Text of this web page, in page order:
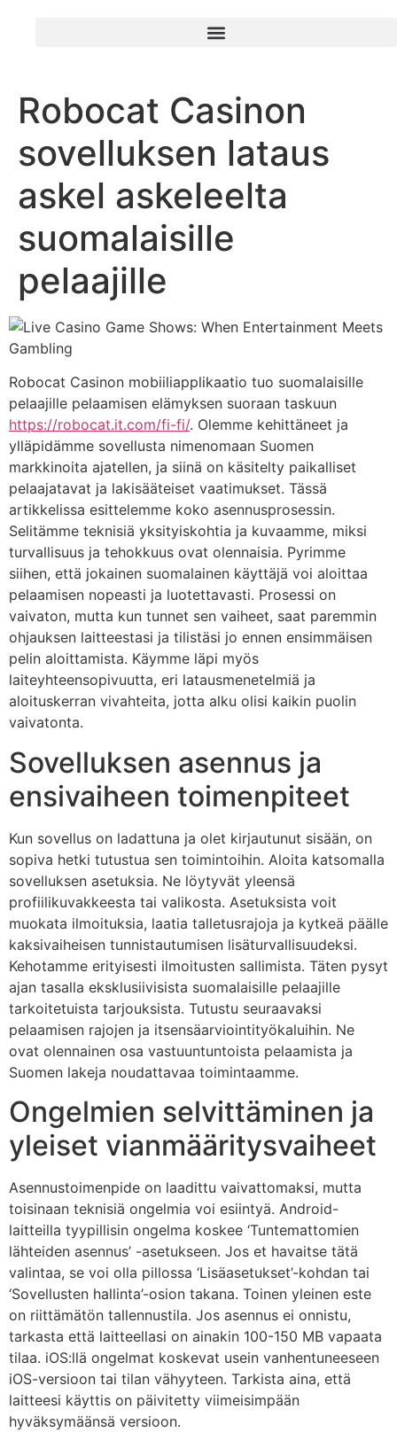
Robocat Casinon
sovelluksen lataus
askel askeleelta
suomalaisille
pelaajille
Robocat Casinon mobiiliapplikaatio tuo suomalaisille
pelaajille pelaamisen elämyksen suoraan taskuun
https://robocat.it.com/fi-fi/. Olemme kehittäneet ja
ylläpidämme sovellusta nimenomaan Suomen
markkinoita ajatellen, ja siinä on käsitelty paikalliset
pelaajatavat ja lakisääteiset vaatimukset. Tässä
artikkelissa esittelemme koko asennusprosessin.
Selitämme teknisiä yksityiskohtia ja kuvaamme, miksi
turvallisuus ja tehokkuus ovat olennaisia. Pyrimme
siihen, että jokainen suomalainen käyttäjä voi aloittaa
pelaamisen nopeasti ja luotettavasti. Prosessi on
vaivaton, mutta kun tunnet sen vaiheet, saat paremmin
ohjauksen laitteestasi ja tilistäsi jo ennen ensimmäisen
pelin aloittamista. Käymme läpi myös
laiteyhteensopivuutta, eri latausmenetelmiä ja
aloituskerran vivahteita, jotta alku olisi kaikin puolin
vaivatonta.
Sovelluksen asennus ja
ensivaiheen toimenpiteet
Kun sovellus on ladattuna ja olet kirjautunut sisään, on
sopiva hetki tutustua sen toimintoihin. Aloita katsomalla
sovelluksen asetuksia. Ne löytyvät yleensä
profiilikuvakkeesta tai valikosta. Asetuksista voit
muokata ilmoituksia, laatia talletusrajoja ja kytkeä päälle
kaksivaiheisen tunnistautumisen lisäturvallisuudeksi.
Kehotamme erityisesti ilmoitusten sallimista. Täten pysyt
ajan tasalla eksklusiivisista suomalaisille pelaajille
tarkoitetuista tarjouksista. Tutustu seuraavaksi
pelaamisen rajojen ja itsensäarviointityökaluihin. Ne
ovat olennainen osa vastuuntuntoista pelaamista ja
Suomen lakeja noudattavaa toimintaamme.
Ongelmien selvittäminen ja
yleiset vianmääritysvaiheet
Asennustoimenpide on laadittu vaivattomaksi, mutta
toisinaan teknisiä ongelmia voi esiintyä. Android-
laitteilla tyypillisin ongelma koskee ‘Tuntemattomien
lähteiden asennus’ -asetukseen. Jos et havaitse tätä
valintaa, se voi olla pillossa ‘Lisäasetukset’-kohdan tai
‘Sovellusten hallinta’-osion takana. Toinen yleinen este
on riittämätön tallennustila. Jos asennus ei onnistu,
tarkasta että laitteellasi on ainakin 100-150 MB vapaata
tilaa. iOS:llä ongelmat koskevat usein vanhentuneeseen
iOS-versioon tai tilan vähyyteen. Tarkista aina, että
laitteesi käyttis on päivitetty viimeisimpään
hyväksymäänsä versioon.